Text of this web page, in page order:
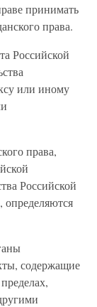
принимать
права.
Российской
или иному
права,
Российской
содержащие